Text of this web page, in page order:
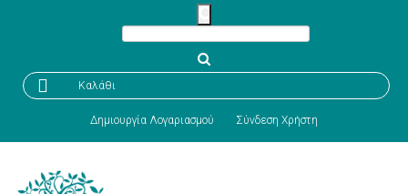
 Καλάθι
Δημιουργία Λογαριασμού Σύνδεση Χρήστη